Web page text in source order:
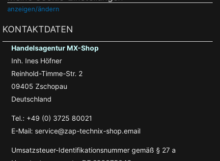
anzeigen/ändern
KONTAKTDATEN
Handelsagentur MX-Shop
Inh. Ines Höfner
Reinhold-Timme-Str. 2
09405 Zschopau
Deutschland
Tel.: +49 (0) 3725 80021
E-Mail: service@zap-technix-shop.email
Umsatzsteuer-Identifikationsnummer gemäß § 27 a